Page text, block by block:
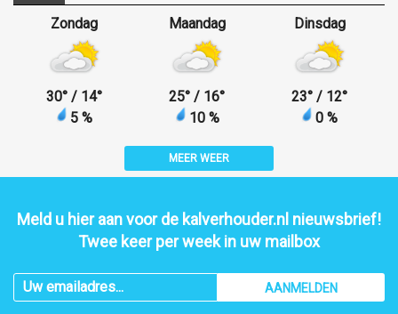
Zondag
30° / 14°
5 %
Maandag
25° / 16°
10 %
Dinsdag
23° / 12°
0 %
MEER WEER
Meld u hier aan voor de kalverhouder.nl nieuwsbrief!
Twee keer per week in uw mailbox
AANMELDEN